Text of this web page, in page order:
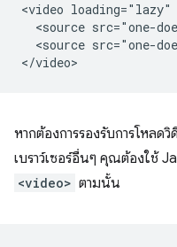
<video
<source src="one-
<source src="one-
หากต้องการรองรับการโหล
เบราว์เซอร์อื่นๆ คุณต้องใช้
<video> ตามนั้น